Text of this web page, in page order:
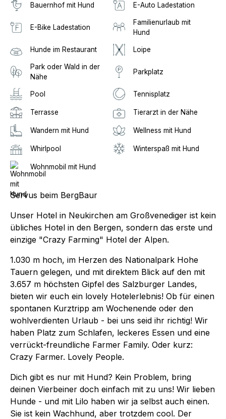
Bauernhof mit Hund E-Auto Ladestation
E-Bike Ladestation
Familienurlaub mit
Hund
Hunde im Restaurant Loipe
Park oder Wald in der
Nähe
Parkplatz
Pool Tennisplatz
Terrasse Tierarzt in der Nähe
Wandern mit Hund Wellness mit Hund
Whirlpool Winterspaß mit Hund
Wohnmobil mit Hund
Servus beim BergBaur
Unser Hotel in Neukirchen am Großvenediger ist kein
übliches Hotel in den Bergen, sondern das erste und
einzige "Crazy Farming" Hotel der Alpen.
1.030 m hoch, im Herzen des Nationalpark Hohe
Tauern gelegen, und mit direktem Blick auf den mit
3.657 m höchsten Gipfel des Salzburger Landes,
bieten wir euch ein lovely Hotelerlebnis! Ob für einen
spontanen Kurztripp am Wochenende oder den
wohlverdienten Urlaub - bei uns seid ihr richtig! Wir
haben Platz zum Schlafen, leckeres Essen und eine
verrückt-freundliche Farmer Family. Oder kurz:
Crazy Farmer. Lovely People.
Dich gibt es nur mit Hund? Kein Problem, bring
deinen Vierbeiner doch einfach mit zu uns! Wir lieben
Hunde - und mit Lilo haben wir ja selbst auch einen.
Sie ist kein Wachhund, aber trotzdem cool. Der